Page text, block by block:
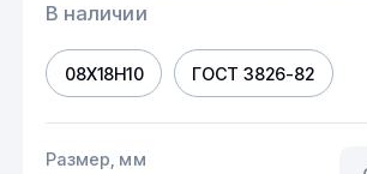
В наличии
08Х18Н10 ГОСТ 3826-82
Размер, мм